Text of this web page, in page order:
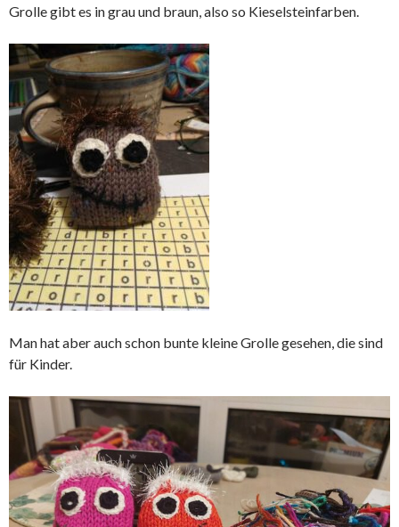
Grolle gibt es in grau und braun, also so Kieselsteinfarben.
Man hat aber auch schon bunte kleine Grolle gesehen, die sind
für Kinder.